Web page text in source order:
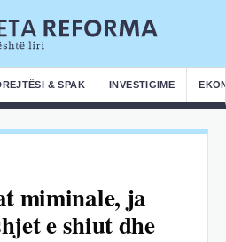
& SPAK INVESTIGIME
miminale, ja
e shiut dhe